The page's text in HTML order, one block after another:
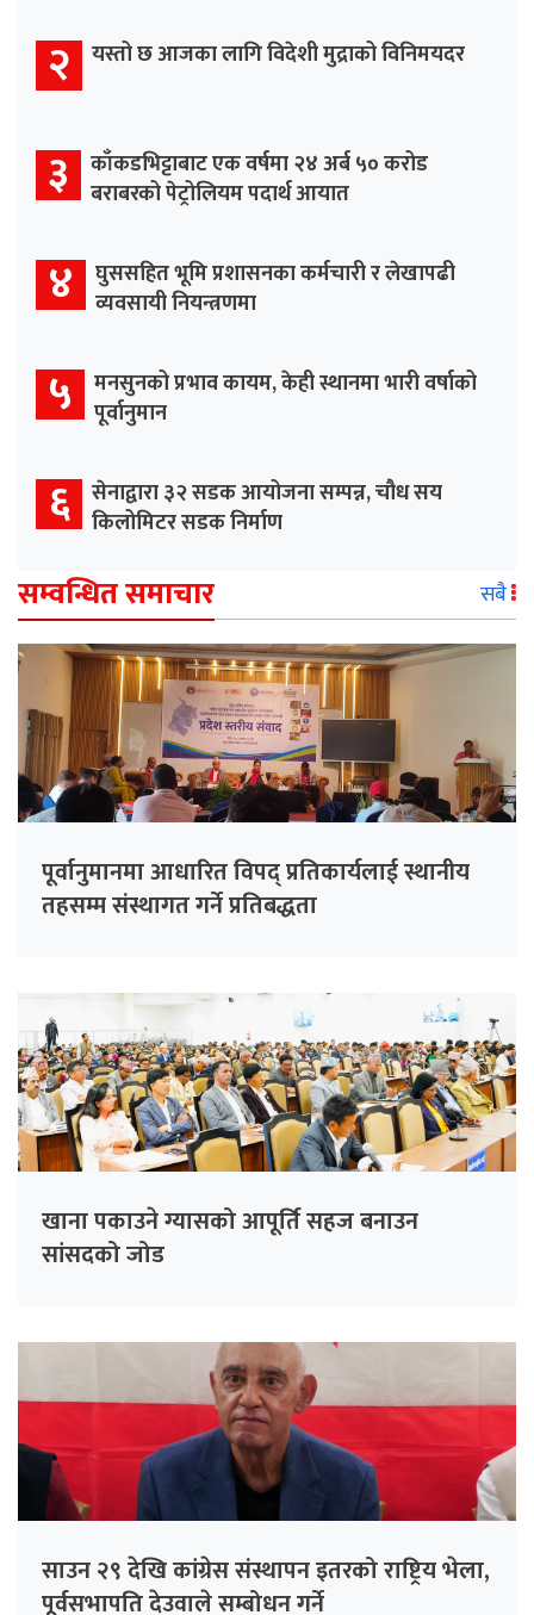
२ यस्तो छ आजका लागि विदेशी मुद्राको विनिमयदर
३ काँकडभिट्टाबाट एक वर्षमा २४ अर्ब ५० करोड
बराबरको पेट्रोलियम पदार्थ आयात
४ घुससहित भूमि प्रशासनका कर्मचारी र लेखापढी
व्यवसायी नियन्त्रणमा
५ मनसुनको प्रभाव कायम, केही स्थानमा भारी वर्षाको
पूर्वानुमान
६ सेनाद्वारा ३२ सडक आयोजना सम्पन्न, चौध सय
किलोमिटर सडक निर्माण
सम्वन्धित समाचार सबै
पूर्वानुमानमा आधारित विपद् प्रतिकार्यलाई स्थानीय
तहसम्म संस्थागत गर्ने प्रतिबद्धता
खाना पकाउने ग्यासको आपूर्ति सहज बनाउन
सांसदको जोड
साउन २९ देखि कांग्रेस संस्थापन इतरको राष्ट्रिय भेला,
पूर्वसभापति देउवाले सम्बोधन गर्ने